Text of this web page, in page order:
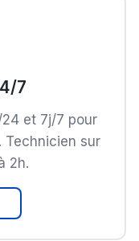
7
et 7j/7 pour
Technicien sur
2h.